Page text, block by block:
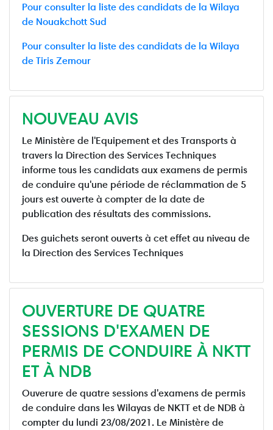
Pour consulter la liste des candidats de la Wilaya
de Nouakchott Sud
Pour consulter la liste des candidats de la Wilaya
de Tiris Zemour
NOUVEAU AVIS
Le Ministère de l'Equipement et des Transports à
travers la Direction des Services Techniques
informe tous les candidats aux examens de permis
de conduire qu'une période de réclammation de 5
jours est ouverte à compter de la date de
publication des résultats des commissions.
Des guichets seront ouverts à cet effet au niveau de
la Direction des Services Techniques
OUVERTURE DE QUATRE
SESSIONS D'EXAMEN DE
PERMIS DE CONDUIRE À NKTT
ET À NDB
Ouverure de quatre sessions d'examens de permis
de conduire dans les Wilayas de NKTT et de NDB à
compter du lundi 23/08/2021. Le Ministère de